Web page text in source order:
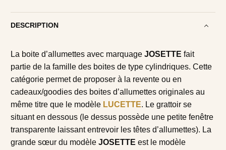
DESCRIPTION
La boite d’allumettes avec marquage JOSETTE fait
partie de la famille des boites de type cylindriques. Cette
catégorie permet de proposer à la revente ou en
cadeaux/goodies des boites d’allumettes originales au
même titre que le modèle LUCETTE. Le grattoir se
situant en dessous (le dessus possède une petite fenêtre
transparente laissant entrevoir les têtes d’allumettes). La
grande sœur du modèle JOSETTE est le modèle